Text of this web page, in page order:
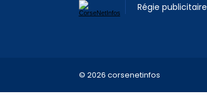
Régie publicitaire
© 2026 corsenetinfos